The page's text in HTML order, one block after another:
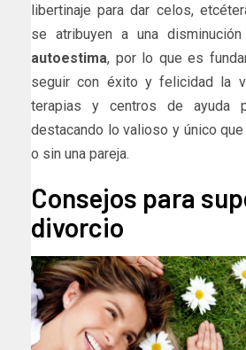
libertinaje para dar celos,
se atribuyen a una
autoestima, por lo que es
seguir con éxito y felicidad la
terapias y centros de ayuda
destacando lo valioso y único
o sin una pareja.
Consejos para
divorcio